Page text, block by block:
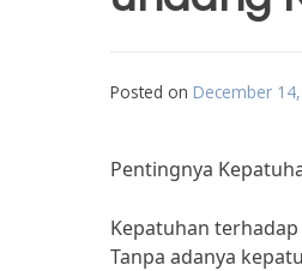
Posted on December
Pentingnya
Kepatuhan
Tanpa adanya